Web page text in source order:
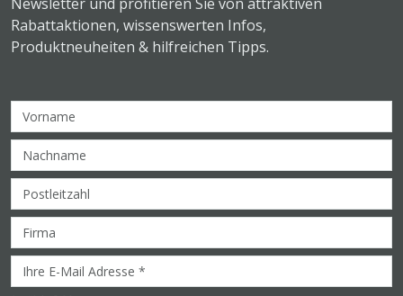
Rabattaktionen, wissenswerten Infos,
Produktneuheiten & hilfreichen Tipps.